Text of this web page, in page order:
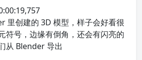
里创建的 3D 模型，样子会好看很
符号，边缘有倒角，还会有闪亮的
从 Blender 导出